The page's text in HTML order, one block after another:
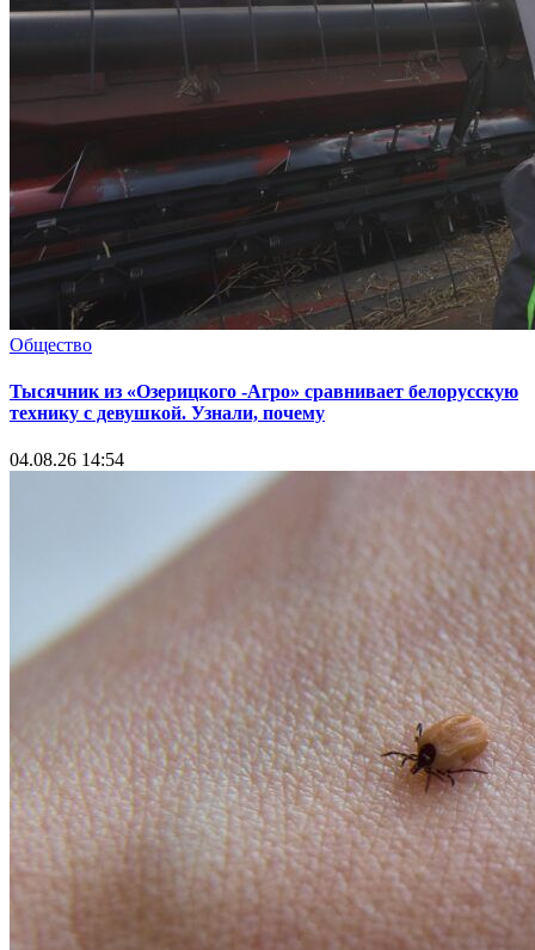
Общество
Тысячник из «Озерицкого -Агро» сравнивает белорусскую
технику с девушкой. Узнали, почему
04.08.26 14:54